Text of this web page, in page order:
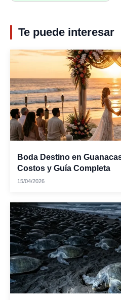
Te puede interesar
Boda Destino en
Costos y Guía Completa
15/04/2026